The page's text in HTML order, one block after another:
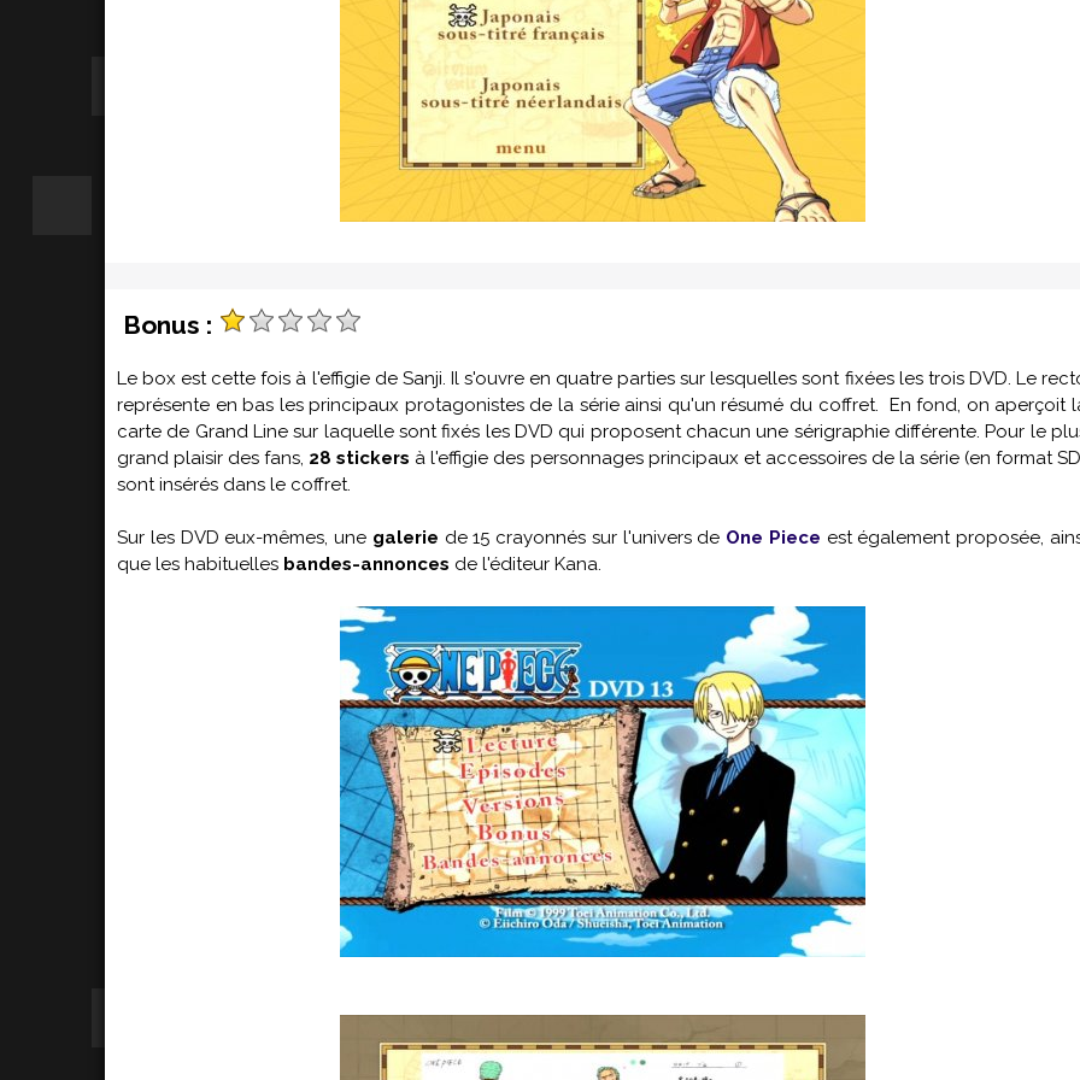
Bonus :
Le box est cette fois à l'effigie de Sanji. Il s'ouvre en quatre parties sur lesquelles sont fixées les trois DVD. Le
représente en bas les principaux protagonistes de la série ainsi qu'un résumé du coffret. En fond, on aperçoit
carte de Grand Line sur laquelle sont fixés les DVD qui proposent chacun une sérigraphie différente. Pour le
grand plaisir des fans, 28 stickers à l'effigie des personnages principaux et accessoires de la série (en format
sont insérés dans le coffret.
Sur les DVD eux-mêmes, une galerie de 15 crayonnés sur l'univers de One Piece est également proposée,
que les habituelles bandes-annonces de l'éditeur Kana.